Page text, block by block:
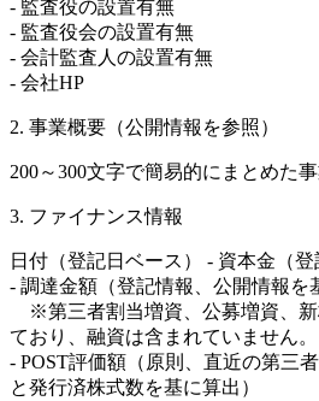
- 監査役の設置有無
- 監査役会の設置有無
- 会計監査人の設置有無
- 会社HP
2. 事業概要（公開情報を参照）
200～300文字で簡易的にまとめた
3. ファイナンス情報
日付（登記日ベース） - 資本金（登
- 調達金額（登記情報、公開情報を
※第三者割当増資、公募増資、新
ており、融資は含まれていません。
- POST評価額（原則、直近の第三
と発行済株式数を基に算出）